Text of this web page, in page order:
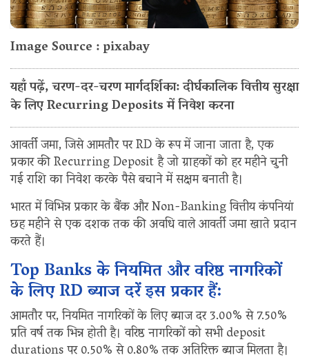
Image Source : pixabay
यहाँ पढ़ें, चरण-दर-चरण मार्गदर्शिका: दीर्घकालिक वित्तीय सुरक्षा
के लिए Recurring Deposits में निवेश करना
आवर्ती जमा, जिसे आमतौर पर RD के रूप में जाना जाता है, एक
प्रकार की Recurring Deposit है जो ग्राहकों को हर महीने चुनी
गई राशि का निवेश करके पैसे बचाने में सक्षम बनाती है।
भारत में विभिन्न प्रकार के बैंक और Non-Banking वित्तीय कंपनियां
छह महीने से एक दशक तक की अवधि वाले आवर्ती जमा खाते प्रदान
करते हैं।
Top Banks के नियमित और वरिष्ठ नागरिकों
के लिए RD ब्याज दरें इस प्रकार हैं:
आमतौर पर, नियमित नागरिकों के लिए ब्याज दर 3.00% से 7.50%
प्रति वर्ष तक भिन्न होती है। वरिष्ठ नागरिकों को सभी deposit
durations पर 0.50% से 0.80% तक अतिरिक्त ब्याज मिलता है।